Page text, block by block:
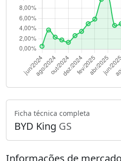
Ficha técnica completa
BYD King GS
Informações de